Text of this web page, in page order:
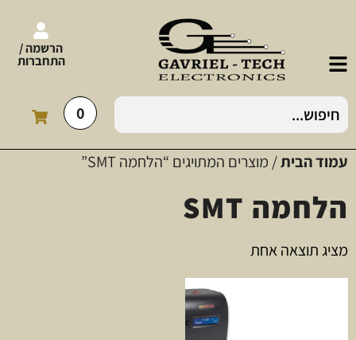
הרשמה /
התחברות
0
עמוד הבית/ מוצרים המתויגים “הלחמה SMT”
הלחמה SMT
מציג תוצאה אחת